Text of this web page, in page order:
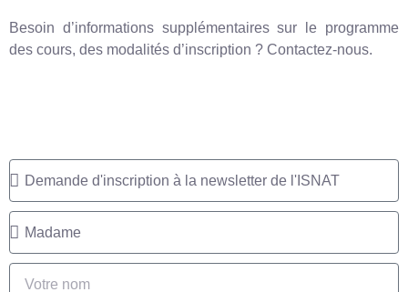
Besoin d’informations supplémentaires sur le programme
des cours, des modalités d’inscription ? Contactez-nous.